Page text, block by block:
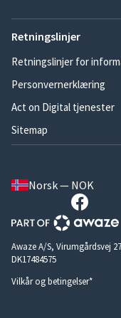
Retningslinjer
Retningslinjer for
Personvernerklæring
Act on Digital tjenester
Sitemap
Norsk — NOK
Awaze A/S, Virumgårdsvej
DK17484575
Vilkår og betingelser*